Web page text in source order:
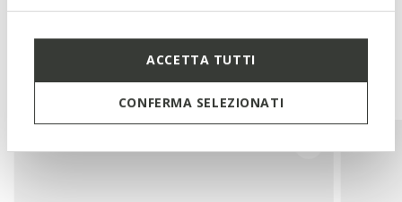
ACCETTA TUTTI
CONFERMA SELEZIONATI
You may also like